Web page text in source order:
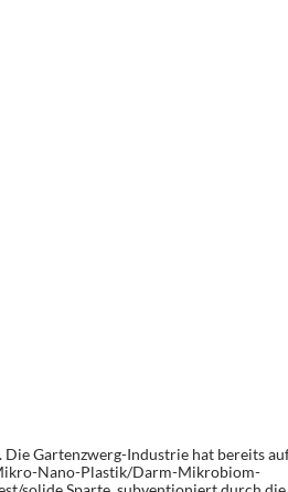
Gartenzwerg-Industrie hat bereits
Nano-Plastik/Darm-Mikrobiom-